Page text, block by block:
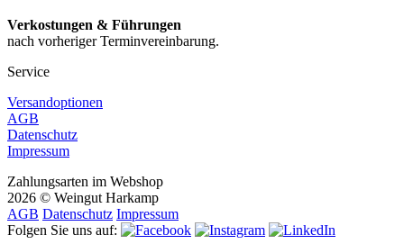
Verkostungen & Führungen
nach vorheriger Terminvereinbarung.
Service
Versandoptionen
AGB
Datenschutz
Impressum
Zahlungsarten im Webshop
2026 © Weingut Harkamp
AGB Datenschutz Impressum
Folgen Sie uns auf: